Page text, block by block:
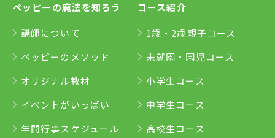
ペッピーの魔法を知ろう
講師について
ペッピーのメソッド
オリジナル教材
イベントがいっぱい
年間行事スケジュール
コース紹介
1歳・2歳親子コース
未就園・園児コース
小学生コース
中学生コース
高校生コース